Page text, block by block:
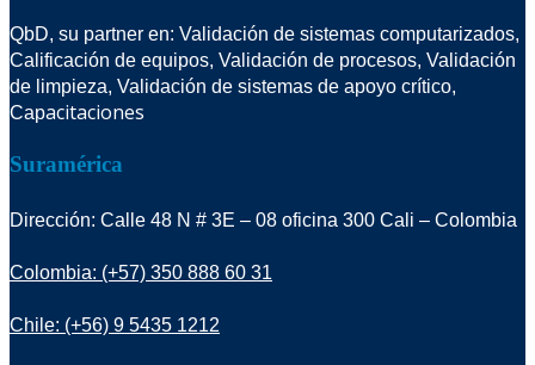
QbD, su partner en: Validación de sistemas computarizados,
Calificación de equipos, Validación de procesos, Validación
de limpieza, Validación de sistemas de apoyo crítico,
Capacitaciones
Suramérica
Dirección: Calle 48 N # 3E – 08 oficina 300 Cali – Colombia
Colombia: (+57) 350 888 60 31
Chile: (+56) 9 5435 1212